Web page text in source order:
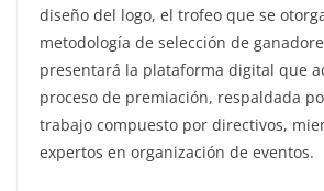
diseño del logo, el trofeo que se
metodología de selección de
presentará la plataforma digital que
proceso de premiación, respaldada
trabajo compuesto por directivos,
expertos en organización de eventos.